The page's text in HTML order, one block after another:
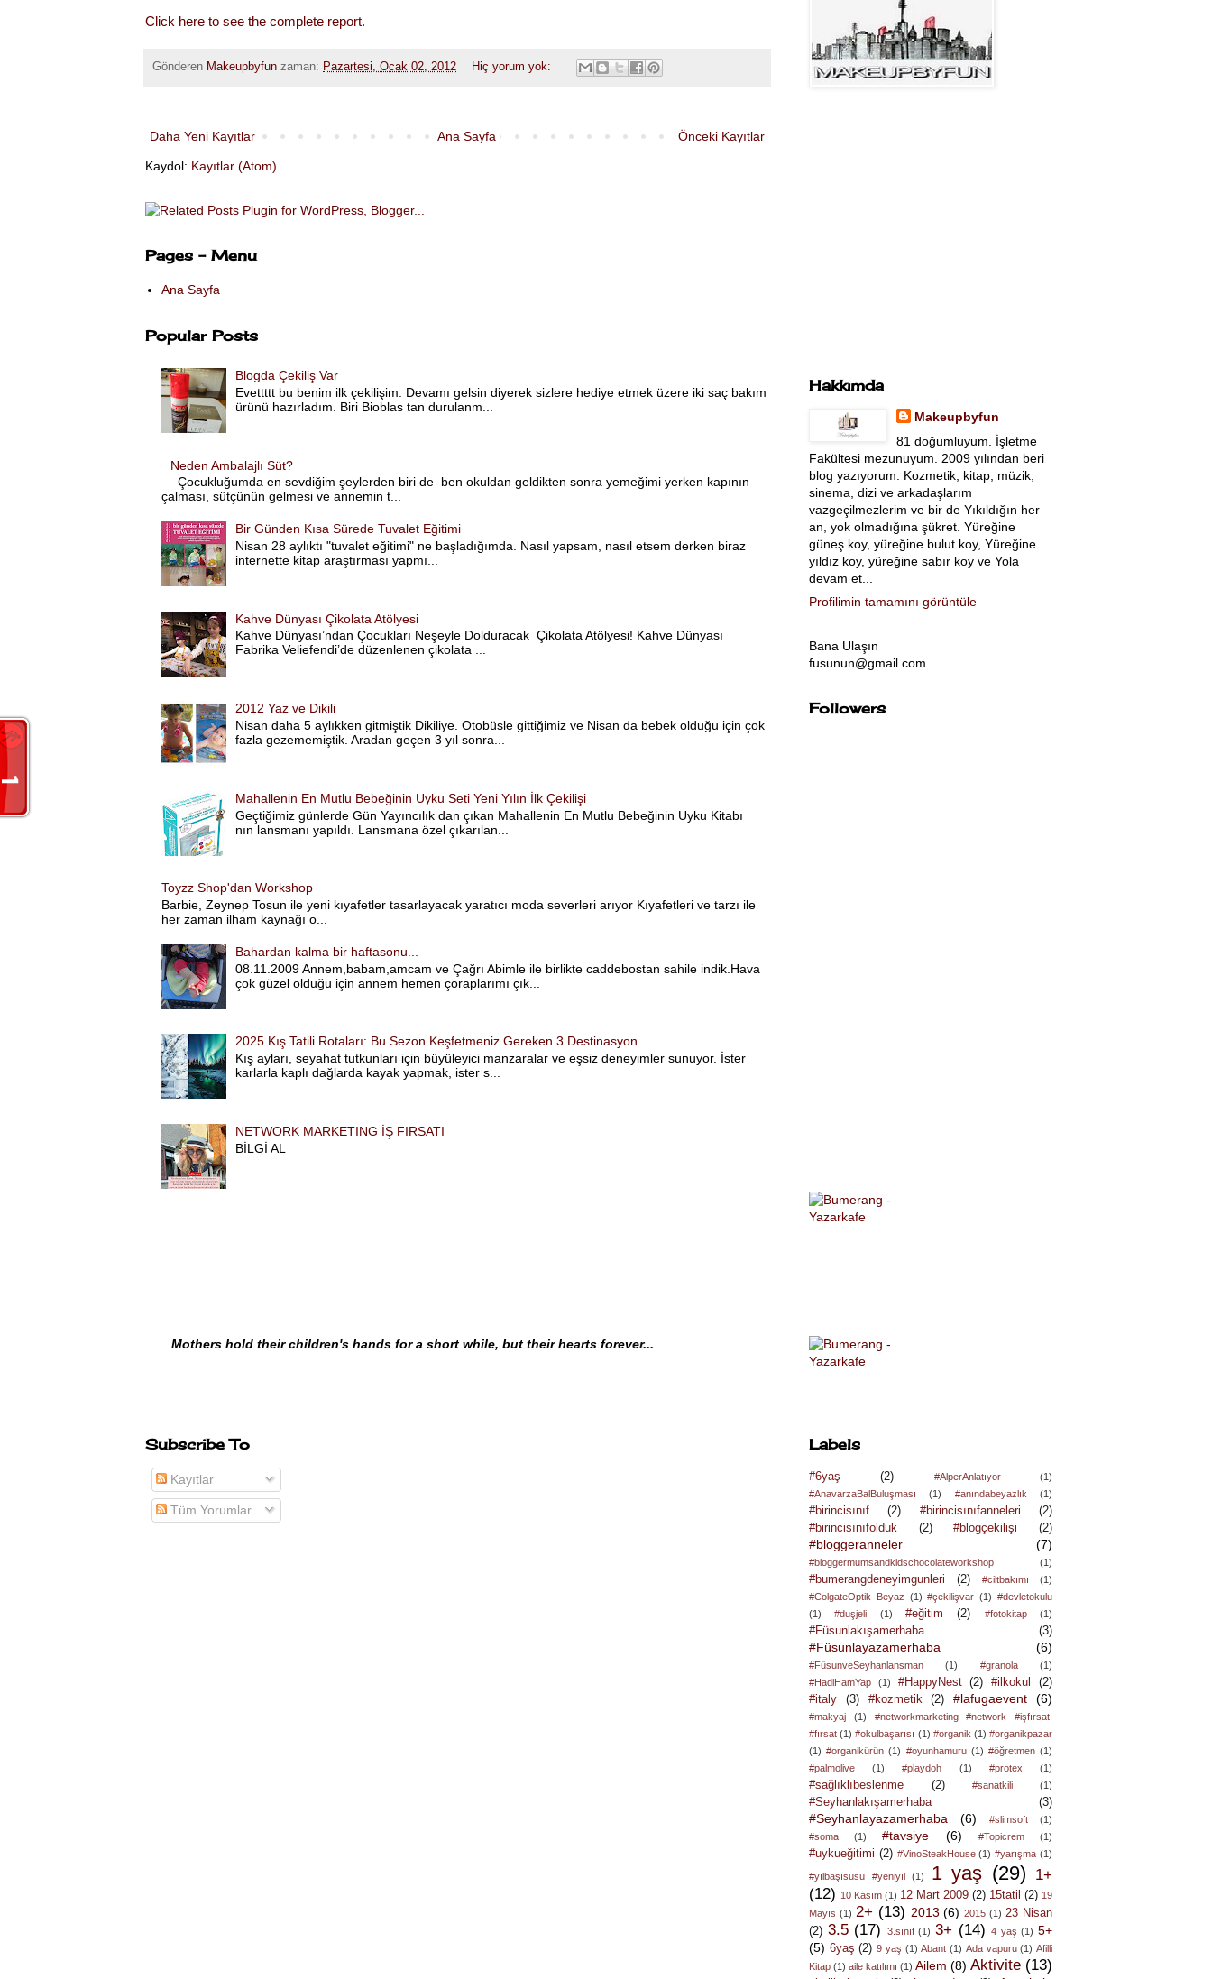
Click here to see the complete report.
Gönderen Makeupbyfun zaman: Pazartesi, Ocak 02, 2012 Hiç yorum yok:
Daha Yeni Kayıtlar Önceki Kayıtlar
Ana Sayfa
Kaydol: Kayıtlar (Atom)
Pages - Menu
Ana Sayfa
Popular Posts
Blogda Çekiliş Var
Evettttt bu benim ilk çekilişim. Devamı gelsin diyerek sizlere hediye etmek üzere iki saç bakım
ürünü hazırladım. Biri Bioblas tan durulanm...
Neden Ambalajlı Süt?
Çocukluğumda en sevdiğim şeylerden biri de ben okuldan geldikten sonra yemeğimi yerken kapının
çalması, sütçünün gelmesi ve annemin t...
Bir Günden Kısa Sürede Tuvalet Eğitimi
Nisan 28 aylıktı "tuvalet eğitimi" ne başladığımda. Nasıl yapsam, nasıl etsem derken biraz
internette kitap araştırması yapmı...
Kahve Dünyası Çikolata Atölyesi
Kahve Dünyası’ndan Çocukları Neşeyle Dolduracak Çikolata Atölyesi! Kahve Dünyası
Fabrika Veliefendi’de düzenlenen çikolata ...
2012 Yaz ve Dikili
Nisan daha 5 aylıkken gitmiştik Dikiliye. Otobüsle gittiğimiz ve Nisan da bebek olduğu için çok
fazla gezememiştik. Aradan geçen 3 yıl sonra...
Mahallenin En Mutlu Bebeğinin Uyku Seti Yeni Yılın İlk Çekilişi
Geçtiğimiz günlerde Gün Yayıncılık dan çıkan Mahallenin En Mutlu Bebeğinin Uyku Kitabı
nın lansmanı yapıldı. Lansmana özel çıkarılan...
Toyzz Shop'dan Workshop
Barbie, Zeynep Tosun ile yeni kıyafetler tasarlayacak yaratıcı moda severleri arıyor Kıyafetleri ve tarzı ile
her zaman ilham kaynağı o...
Bahardan kalma bir haftasonu...
08.11.2009 Annem,babam,amcam ve Çağrı Abimle ile birlikte caddebostan sahile indik.Hava
çok güzel olduğu için annem hemen çoraplarımı çık...
2025 Kış Tatili Rotaları: Bu Sezon Keşfetmeniz Gereken 3 Destinasyon
Kış ayları, seyahat tutkunları için büyüleyici manzaralar ve eşsiz deneyimler sunuyor. İster
karlarla kaplı dağlarda kayak yapmak, ister s...
NETWORK MARKETING İŞ FIRSATI
BİLGİ AL
Mothers hold their children's hands for a short while, but their hearts forever...
Subscribe To
Kayıtlar
Tüm Yorumlar
Hakkımda
Makeupbyfun
81 doğumluyum. İşletme
Fakültesi mezunuyum. 2009 yılından beri
blog yazıyorum. Kozmetik, kitap, müzik,
sinema, dizi ve arkadaşlarım
vazgeçilmezlerim ve bir de Yıkıldığın her
an, yok olmadığına şükret. Yüreğine
güneş koy, yüreğine bulut koy, Yüreğine
yıldız koy, yüreğine sabır koy ve Yola
devam et...
Profilimin tamamını görüntüle
Bana Ulaşın
fusunun@gmail.com
Followers
Labels
#6yaş (2) #AlperAnlatıyor
(1)
#AnavarzaBalBuluşması
(1) #anındabeyazlık (1)
#birincisınıf (2) #birincisınıfanneleri
(2)
#birincisınıfolduk
(2) #blogçekilişi (2)
#bloggeranneler (7)
#bloggermumsandkidschocolateworkshop (1)
#bumerangdeneyimgunleri (2) #ciltbakımı
(1)
#ColgateOptik Beyaz (1) #çekilişvar (1) #devletokulu
(1)
#duşjeli (1) #eğitim (2) #fotokitap (1)
#Füsunlakışamerhaba (3)
#Füsunlayazamerhaba (6)
#FüsunveSeyhanlansman (1) #granola
(1)
#HadiHamYap
(1) #HappyNest (2) #ilkokul
(2)
#italy
(3) #kozmetik (2) #lafugaevent (6)
#makyaj (1)
#networkmarketing #network #işfırsatı
#fırsat (1) #okulbaşarısı (1) #organik (1) #organikpazar
(1) #organikürün (1) #oyunhamuru (1) #öğretmen (1)
#palmolive
(1) #playdoh (1) #protex (1)
#sağlıklıbeslenme (2) #sanatkili (1)
#Seyhanlakışamerhaba (3)
#Seyhanlayazamerhaba (6) #slimsoft
(1)
#soma
(1) #tavsiye (6) #Topicrem (1)
#uykueğitimi (2) #VinoSteakHouse (1) #yarışma (1)
#yılbaşısüsü #yeniyıl (1) 1 yaş (29)
1+
(12) 10 Kasım (1) 12 Mart 2009 (2) 15tatil (2) 19
Mayıs (1) 2+ (13) 2013 (6) 2015 (1) 23 Nisan
(2) 3.5 (17) 3.sınıf (1) 3+ (14) 4 yaş (1) 5+
(5) 6yaş (2) 9 yaş (1) Abant (1) Ada vapuru (1) Afilli
Kitap (1) aile katılımı (1) Ailem (8) Aktivite (13)